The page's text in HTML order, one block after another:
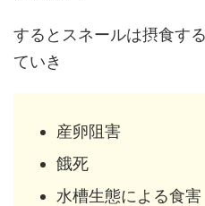
するとスネールは摂食す
ていき
産卵阻害
餓死
水槽生態による食害